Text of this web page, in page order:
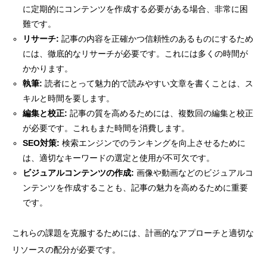
に定期的にコンテンツを作成する必要がある場合、非常に困
難です。
リサーチ: 記事の内容を正確かつ信頼性のあるものにするため
には、徹底的なリサーチが必要です。これには多くの時間が
かかります。
執筆: 読者にとって魅力的で読みやすい文章を書くことは、ス
キルと時間を要します。
編集と校正: 記事の質を高めるためには、複数回の編集と校正
が必要です。これもまた時間を消費します。
SEO対策: 検索エンジンでのランキングを向上させるために
は、適切なキーワードの選定と使用が不可欠です。
ビジュアルコンテンツの作成: 画像や動画などのビジュアルコ
ンテンツを作成することも、記事の魅力を高めるために重要
です。
これらの課題を克服するためには、計画的なアプローチと適切な
リソースの配分が必要です。